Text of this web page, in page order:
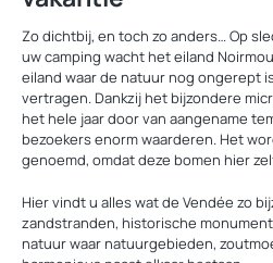
Zo dichtbij, en toch zo anders… Op
uw camping wacht het eiland
eiland waar de natuur nog ongerept
vertragen. Dankzij het bijzondere
het hele jaar door van aangename
bezoekers enorm waarderen. Het
genoemd, omdat deze bomen hier
Hier vindt u alles wat de Vendée zo
zandstranden, historische
natuur waar natuurgebieden,